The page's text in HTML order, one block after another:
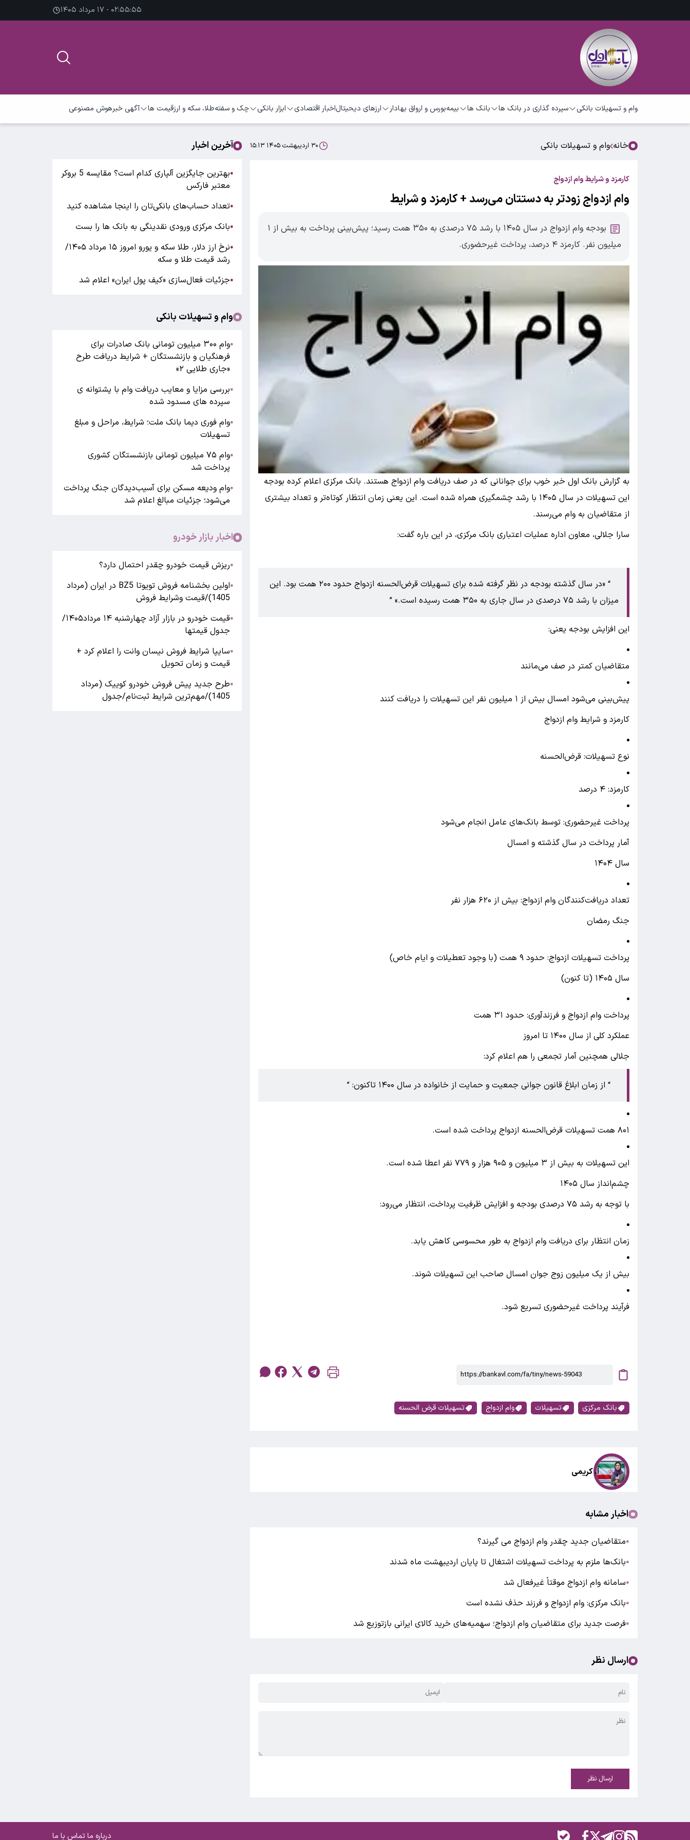
۰۲:۵۵:۵۵ - ۱۷ مرداد ۱۴۰۵
وام و تسهیلات بانکی سپرده گذاری در بانک ها بانک ها بیمهبورس و ارواق بهادار ارزهای دیحیتالاخبار اقتصادی ابزار بانکی چک و سفتهطلا، سکه و ارزقیمت ها آگهی خبرهوش مصنوعی
خانه وام و تسهیلات بانکی ۳۰ اردیبهشت ۱۴۰۵ ۱۵:۱۳
کارمزد و شرایط وام ازدواج
وام ازدواج زودتر به دستتان می‌رسد + کارمزد و شرایط
بودجه وام ازدواج در سال ۱۴۰۵ با رشد ۷۵ درصدی به ۳۵۰ همت رسید؛ پیش‌بینی پرداخت به بیش از ۱
میلیون نفر. کارمزد ۴ درصد، پرداخت غیرحضوری.
به گزارش بانک اول خبر خوب برای جوانانی که در صف دریافت وام ازدواج هستند. بانک مرکزی اعلام کرده بودجه
این تسهیلات در سال ۱۴۰۵ با رشد چشمگیری همراه شده است. این یعنی زمان انتظار کوتاه‌تر و تعداد بیشتری
از متقاضیان به وام می‌رسند.
سارا جلالی، معاون اداره عملیات اعتباری بانک مرکزی، در این باره گفت:
«در سال گذشته بودجه در نظر گرفته شده برای تسهیلات قرض‌الحسنه ازدواج حدود ۲۰۰ همت بود. این
میزان با رشد ۷۵ درصدی در سال جاری به ۳۵۰ همت رسیده است.»
این افزایش بودجه یعنی:
متقاضیان کمتر در صف می‌مانند
پیش‌بینی می‌شود امسال بیش از ۱ میلیون نفر این تسهیلات را دریافت کنند
کارمزد و شرایط وام ازدواج
نوع تسهیلات: قرض‌الحسنه
کارمزد: ۴ درصد
پرداخت غیرحضوری: توسط بانک‌های عامل انجام می‌شود
آمار پرداخت در سال گذشته و امسال
سال ۱۴۰۴
تعداد دریافت‌کنندگان وام ازدواج: بیش از ۶۲۰ هزار نفر
جنگ رمضان
پرداخت تسهیلات ازدواج: حدود ۹ همت (با وجود تعطیلات و ایام خاص)
سال ۱۴۰۵ (تا کنون)
پرداخت وام ازدواج و فرزندآوری: حدود ۳۱ همت
عملکرد کلی از سال ۱۴۰۰ تا امروز
جلالی همچنین آمار تجمعی را هم اعلام کرد:
از زمان ابلاغ قانون جوانی جمعیت و حمایت از خانواده در سال ۱۴۰۰ تاکنون:
۸۰۱ همت تسهیلات قرض‌الحسنه ازدواج پرداخت شده است.
این تسهیلات به بیش از ۳ میلیون و ۹۰۵ هزار و ۷۷۹ نفر اعطا شده است.
چشم‌انداز سال ۱۴۰۵
با توجه به رشد ۷۵ درصدی بودجه و افزایش ظرفیت پرداخت، انتظار می‌رود:
زمان انتظار برای دریافت وام ازدواج به طور محسوسی کاهش یابد.
بیش از یک میلیون زوج جوان امسال صاحب این تسهیلات شوند.
فرآیند پرداخت غیرحضوری تسریع شود.
بانک مرکزی تسهیلات وام ازدواج تسهیلات قرض ­الحسنه
ا. کریمی
اخبار مشابه
●متقاضیان جدید چقدر وام ازدواج می گیرند؟
●بانک‌ها ملزم به پرداخت تسهیلات اشتغال تا پایان اردیبهشت ماه شدند
●سامانه وام ازدواج موقتاً غیرفعال شد
●بانک مرکزی: وام ازدواج و فرزند حذف نشده است
●فرصت جدید برای متقاضیان وام ازدواج؛ سهمیه‌های خرید کالای ایرانی بازتوزیع شد
ارسال نظر
ارسال نظر
آخرین اخبار
●
بهترین جایگزین آلپاری کدام است؟ مقایسه 5 بروکر
معتبر فارکس
●تعداد حساب‌های بانکی‌تان را اینجا مشاهده کنید
●بانک مرکزی ورودی نقدینگی به بانک ها را بست
●
نرخ ارز دلار، طلا سکه و یورو امروز ۱۵ مرداد ۱۴۰۵/
رشد قیمت طلا و سکه
●جزئیات فعال‌سازی «کیف پول ایران» اعلام شد
وام و تسهیلات بانکی
●
وام ۳۰۰ میلیون تومانی بانک صادرات برای
فرهنگیان و بازنشستگان + شرایط دریافت طرح
«جاری طلایی ۲»
●بررسی مزایا و معایب دریافت وام با پشتوانه ی
سپرده های مسدود شده
●وام فوری دیما بانک ملت؛ شرایط، مراحل و مبلغ
تسهیلات
●
وام ۷۵ میلیون تومانی بازنشستگان کشوری
پرداخت شد
●وام ودیعه مسکن برای آسیب‌دیدگان جنگ پرداخت
می‌شود؛ جزئیات مبالغ اعلام شد
اخبار بازار خودرو
●ریزش قیمت خودرو چقدر احتمال دارد؟
●
اولین بخشنامه فروش تویوتا BZ5 در ایران (مرداد
1405)/قیمت وشرایط فروش
●
قیمت خودرو در بازار آزاد چهارشنبه ۱۴ مرداد۱۴۰۵/
جدول قیمتها
●سایپا شرایط فروش نیسان وانت را اعلام کرد +
قیمت و زمان تحویل
●طرح جدید پیش فروش خودرو کوییک (مرداد
1405)/مهم‌ترین شرایط ثبت‌نام/جدول
درباره ماتماس با ما